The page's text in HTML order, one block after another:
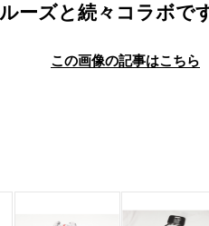
ーズと続々コラボです
この画像の記事はこちら